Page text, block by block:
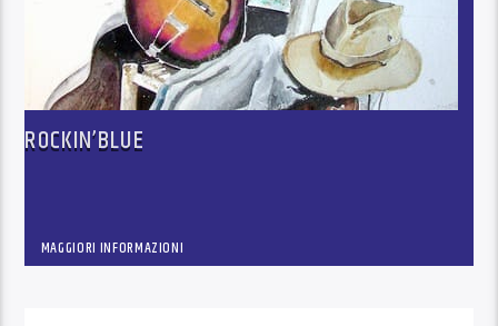
ROCKIN’BLUE
MAGGIORI INFORMAZIONI